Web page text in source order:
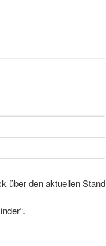
über den aktuellen Stand